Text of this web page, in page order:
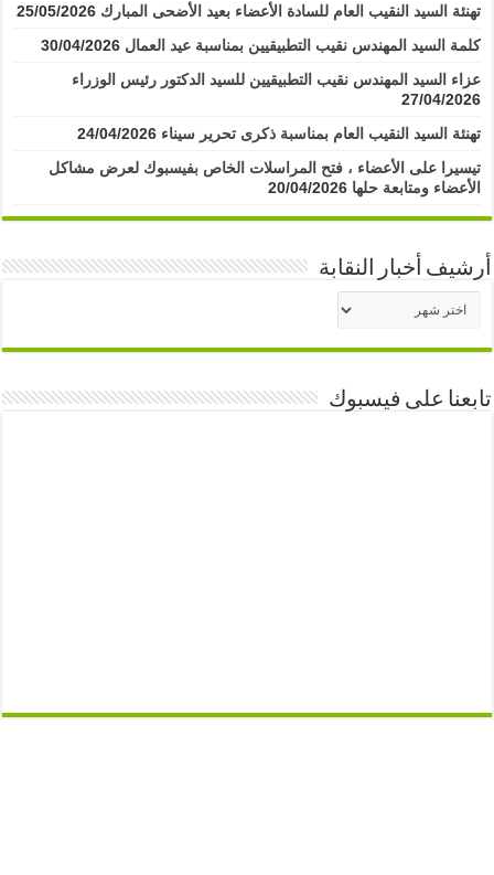
تهنئة السيد النقيب العام للسادة الأعضاء بعيد الأضحى المبارك 25/05/2026
كلمة السيد المهندس نقيب التطبيقيين بمناسبة عيد العمال 30/04/2026
عزاء السيد المهندس نقيب التطبيقيين للسيد الدكتور رئيس الوزراء
27/04/2026
تهنئة السيد النقيب العام بمناسبة ذكرى تحرير سيناء 24/04/2026
تيسيرا على الأعضاء ، فتح المراسلات الخاص بفيسبوك لعرض مشاكل
الأعضاء ومتابعة حلها 20/04/2026
أرشيف أخبار النقابة
أخبار
تابعنا على فيسبوك